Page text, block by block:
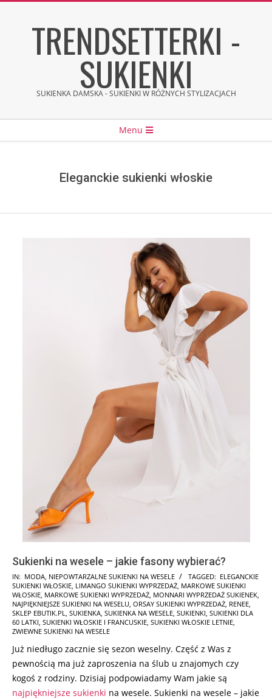
TRENDSETTERKI -
SUKIENKI
SUKIENKA DAMSKA - SUKIENKI W RÓŻNYCH STYLIZACJACH
Menu
Eleganckie sukienki włoskie
Sukienki na wesele – jakie fasony wybierać?
2026-
06-
10
IN: MODA, NIEPOWTARZALNE SUKIENKI NA WESELE TAGGED: ELEGANCKIE
SUKIENKI WŁOSKIE, LIMANGO SUKIENKI WYPRZEDAŻ, MARKOWE SUKIENKI
WŁOSKIE, MARKOWE SUKIENKI WYPRZEDAŻ, MONNARI WYPRZEDAŻ SUKIENEK,
NAJPIĘKNIEJSZE SUKIENKI NA WESELU, ORSAY SUKIENKI WYPRZEDAŻ, RENEE,
SKLEP EBUTIK.PL, SUKIENKA, SUKIENKA NA WESELE, SUKIENKI, SUKIENKI DLA
60 LATKI, SUKIENKI WŁOSKIE I FRANCUSKIE, SUKIENKI WŁOSKIE LETNIE,
ZWIEWNE SUKIENKI NA WESELE
Już niedługo zacznie się sezon weselny. Część z Was z
pewnością ma już zaproszenia na ślub u znajomych czy
kogoś z rodziny. Dzisiaj podpowiadamy Wam jakie są
najpiękniejsze sukienki na wesele. Sukienki na wesele – jakie